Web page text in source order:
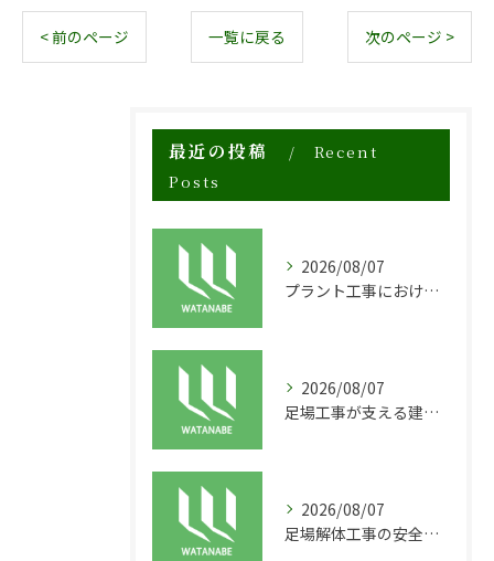
< 前のページ 一覧に戻る 次のページ >
最近の投稿
Recent
Posts
2026/08/07
プラント工事における足場工事の安全対策と施工の重要性
2026/08/07
足場工事が支える建物の長寿命化と外装塗装の重要性
2026/08/07
足場解体工事の安全性と効率化のポイント